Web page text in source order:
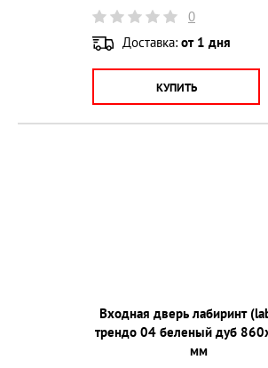
0
Доставка: от 1 дня
КУПИТЬ
Входная дверь лабиринт
трендо 04 беленый дуб
мм